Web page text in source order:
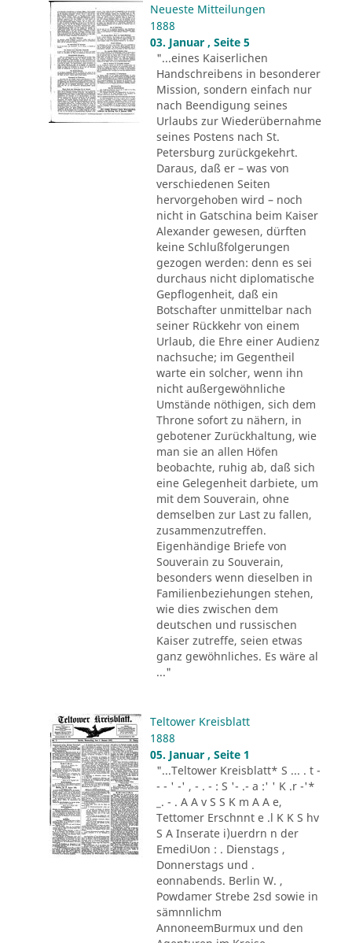
Neueste Mitteilungen
1888
03. Januar , Seite 5
"...eines Kaiserlichen
Handschreibens in besonderer
Mission, sondern einfach nur
nach Beendigung seines
Urlaubs zur Wiederübernahme
seines Postens nach St.
Petersburg zurückgekehrt.
Daraus, daß er – was von
verschiedenen Seiten
hervorgehoben wird – noch
nicht in Gatschina beim Kaiser
Alexander gewesen, dürften
keine Schlußfolgerungen
gezogen werden: denn es sei
durchaus nicht diplomatische
Gepflogenheit, daß ein
Botschafter unmittelbar nach
seiner Rückkehr von einem
Urlaub, die Ehre einer Audienz
nachsuche; im Gegentheil
warte ein solcher, wenn ihn
nicht außergewöhnliche
Umstände nöthigen, sich dem
Throne sofort zu nähern, in
gebotener Zurückhaltung, wie
man sie an allen Höfen
beobachte, ruhig ab, daß sich
eine Gelegenheit darbiete, um
mit dem Souverain, ohne
demselben zur Last zu fallen,
zusammenzutreffen.
Eigenhändige Briefe von
Souverain zu Souverain,
besonders wenn dieselben in
Familienbeziehungen stehen,
wie dies zwischen dem
deutschen und russischen
Kaiser zutreffe, seien etwas
ganz gewöhnliches. Es wäre al
..."
Teltower Kreisblatt
1888
05. Januar , Seite 1
"...Teltower Kreisblatt* S ... . t -
- - ' -' , - . - : S '- .- a :' ' K .r -'*
_. - . A A v S S K m A A e,
Tettomer Erschnnt e .l K K S hv
S A Inserate i)uerdrn n der
EmediUon : . Dienstags ,
Donnerstags und .
eonnabends. Berlin W. ,
Powdamer Strebe 2sd sowie in
sämnnlichm
AnnoneemBurmux und den